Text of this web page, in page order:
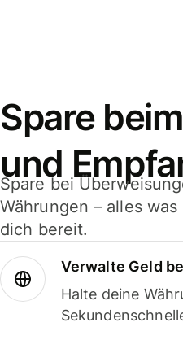
Spare
und
Spare bei
Währungen – alles
dich bereit.
Verwalte Geld
Halte deine